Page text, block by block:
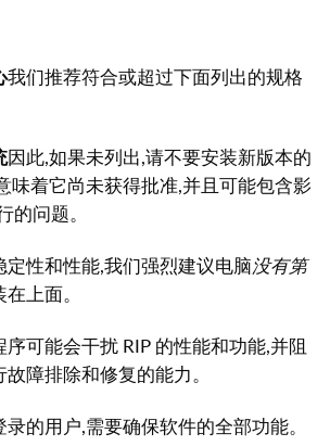
我们推荐符合或超过下面列出的规格
因此,如果未列出,请不要安装新版本的
味着它尚未获得批准,并且可能包含影
的问题。
定性和性能,我们强烈建议电脑没有第
上面。
可能会干扰 RIP 的性能和功能,并阻
障排除和修复的能力。
录的用户,需要确保软件的全部功能。